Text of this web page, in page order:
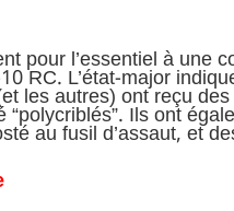
pour l’essentiel à une
RC. L’état-major
les autres) ont reçu
Ils ont
au fusil d’assaut, et